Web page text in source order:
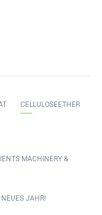
CELLULOSEETHER
MACHINERY &
NEUES JAHR!